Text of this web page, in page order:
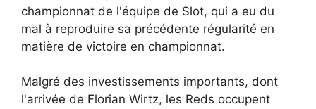
championnat de l'équipe de Slot, qui a eu du
mal à reproduire sa précédente régularité en
matière de victoire en championnat.
Malgré des investissements importants, dont
l'arrivée de Florian Wirtz, les Reds occupent